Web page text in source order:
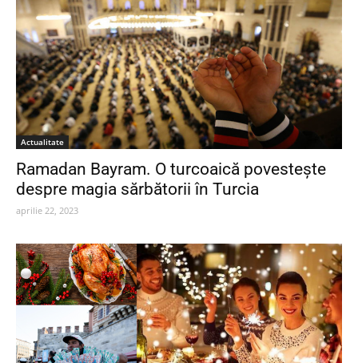
Actualitate
Ramadan Bayram. O turcoaică povestește
despre magia sărbătorii în Turcia
aprilie 22, 2023